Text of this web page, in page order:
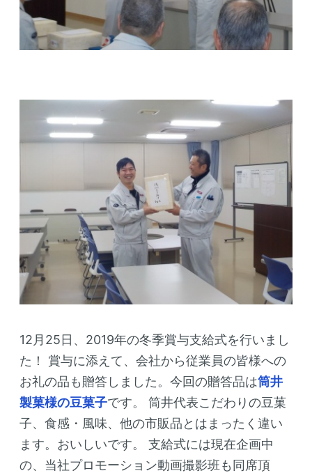
12月25日、2019年の冬季賞与支給式を行いまし
た！
賞与に添えて、会社から従業員の皆様への
お礼の品も贈答しました。今回の贈答品は筒井
製菓様の豆菓子です。
筒井代表こだわりの豆菓
子、食感・風味、他の市販品とはまったく違い
ます。おいしいです。
支給式には現在企画中
の、当社プロモーション動画撮影班も同席頂